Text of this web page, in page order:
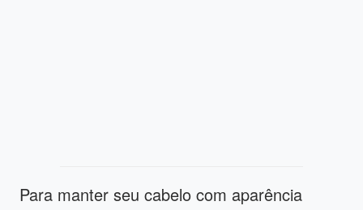
Para manter seu cabelo com aparência